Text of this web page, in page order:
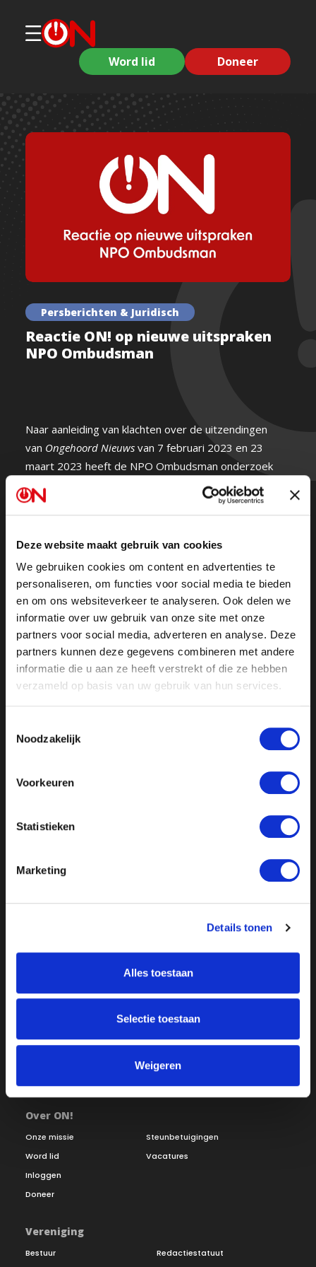
Deze website maakt gebruik van cookies
We gebruiken cookies om content en advertenties te
personaliseren, om functies voor social media te bieden
en om ons websiteverkeer te analyseren. Ook delen we
informatie over uw gebruik van onze site met onze
partners voor social media, adverteren en analyse. Deze
partners kunnen deze gegevens combineren met andere
informatie die u aan ze heeft verstrekt of die ze hebben
verzameld op basis van uw gebruik van hun services.
Noodzakelijk
Voorkeuren
Statistieken
Marketing
Details tonen
Alles toestaan
Selectie toestaan
Weigeren
Word lid Doneer
Persberichten & Juridisch
Reactie ON! op nieuwe uitspraken
NPO Ombudsman
Naar aanleiding van klachten over de uitzendingen
van Ongehoord Nieuws van 7 februari 2023 en 23
maart 2023 heeft de NPO Ombudsman onderzoek
gedaan. Omdat de reactie van de Ombudsman in onze
ogen onvolledig en niet onbevooroordeeld is,
uitspraken te geven. Hieronder vindt u zowel de
(geanonimiseerd) als de uitgebreide reactie van ON!
Reactie ON! op nieuwe uitspraken NPO Ombudsman
Over ON!
Onze missie
Word lid
Inloggen
Doneer
Steunbetuigingen
Vacatures
Vereniging
Bestuur
Redactiestatuut